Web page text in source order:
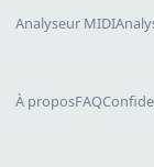
Analyseur MIDI
À proposFAQ